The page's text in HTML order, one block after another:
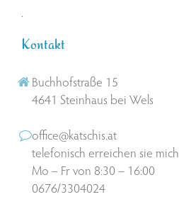
.
Kontakt
Buchhofstraße 15
4641 Steinhaus bei Wels
office@katschis.at
telefonisch erreichen sie mich
Mo – Fr von 8:30 – 16:00
0676/3304024